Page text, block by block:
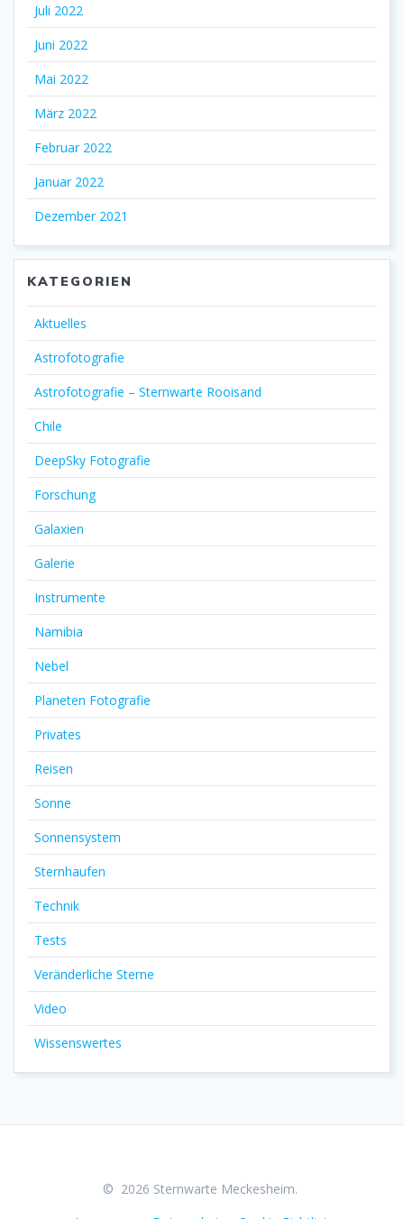
Juli 2022
Juni 2022
Mai 2022
März 2022
Februar 2022
Januar 2022
Dezember 2021
KATEGORIEN
Aktuelles
Astrofotografie
Astrofotografie – Sternwarte Rooisand
Chile
DeepSky Fotografie
Forschung
Galaxien
Galerie
Instrumente
Namibia
Nebel
Planeten Fotografie
Privates
Reisen
Sonne
Sonnensystem
Sternhaufen
Technik
Tests
Veränderliche Sterne
Video
Wissenswertes
© 2026 Sternwarte Meckesheim.